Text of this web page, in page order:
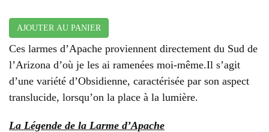
AJOUTER AU PANIER
Ces larmes d’Apache proviennent directement du Sud de
l’Arizona d’où je les ai ramenées moi-même.Il s’agit
d’une variété d’Obsidienne, caractérisée par son aspect
translucide, lorsqu’on la place à la lumière.
La Légende de la Larme d’Apache